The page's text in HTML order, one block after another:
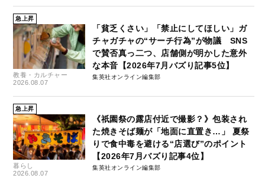
急上昇
教養・カルチャー
2026.08.07
「貧乏くさい」「禁止にしてほしい」ガ
チャガチャの“サーチ行為”が物議 SNS
で賛否真っ二つ、店舗側が明かした意外
な本音【2026年7月バズり記事5位】
集英社オンライン編集部
急上昇
暮らし
2026.08.07
《祇園祭の露店付近で撮影？》包装され
た焼きそば麺が「地面に直置き…」 夏祭
りで食中毒を避ける“店選び”のポイント
【2026年7月バズり記事4位】
集英社オンライン編集部